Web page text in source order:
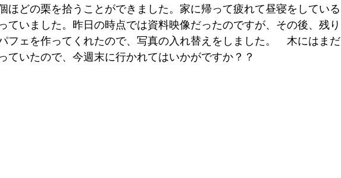
ほどの栗を拾うことができました。家に帰って疲れて昼寝をしている
ていました。昨日の時点では資料映像だったのですが、その後、残り
フェを作ってくれたので、写真の入れ替えをしました。　木にはまだ
ていたので、今週末に行かれてはいかがですか？？